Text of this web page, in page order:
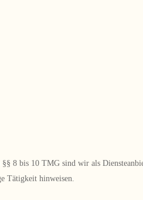
8 bis 10 TMG sind wir als
Tätigkeit hinweisen.